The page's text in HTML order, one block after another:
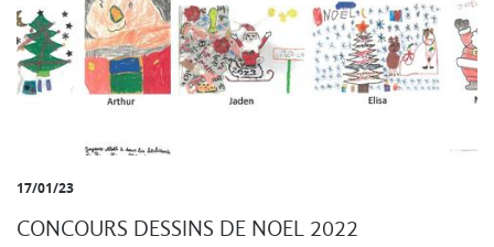
17/01/23
CONCOURS DESSINS DE NOEL 2022